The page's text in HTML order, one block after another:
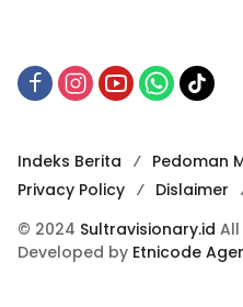
Indeks Berita
Pedoman
Privacy Policy
Dislaimer
© 2024 Sultravisionary.id
Developed by Etnicode